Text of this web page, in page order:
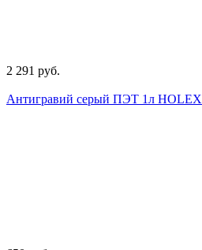
2 291 руб.
Антигравий серый ПЭТ 1л HOLEX